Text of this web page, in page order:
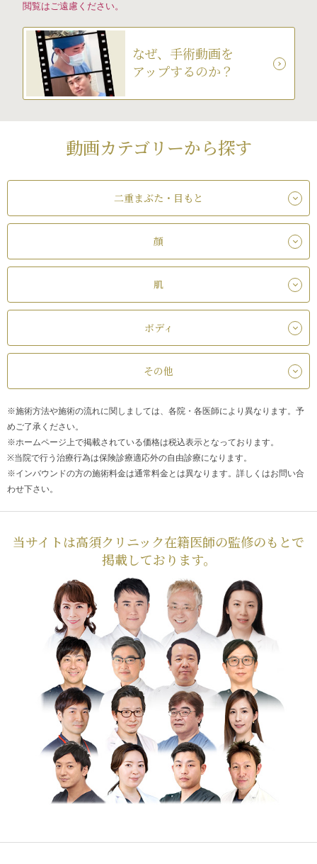
閲覧はご遠慮ください。
なぜ、手術動画を
アップするのか？
動画カテゴリーから探す
二重まぶた・目もと
顔
肌
ボディ
その他
※施術方法や施術の流れに関しましては、各院・各医師により異なります。予
めご了承ください。
※ホームページ上で掲載されている価格は税込表示となっております。
※当院で行う治療行為は保険診療適応外の自由診療になります。
※インバウンドの方の施術料金は通常料金とは異なります。詳しくはお問い合
わせ下さい。
当サイトは高須クリニック在籍医師の監修のもとで
掲載しております。